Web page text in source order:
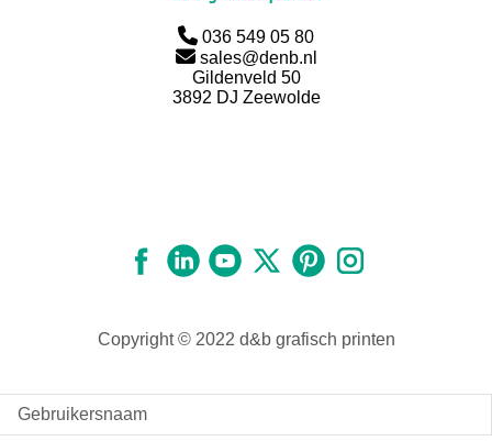
Copyright © 2022 d&b grafisch printen
036 549 05 80
sales@denb.nl
Gildenveld 50
3892 DJ Zeewolde